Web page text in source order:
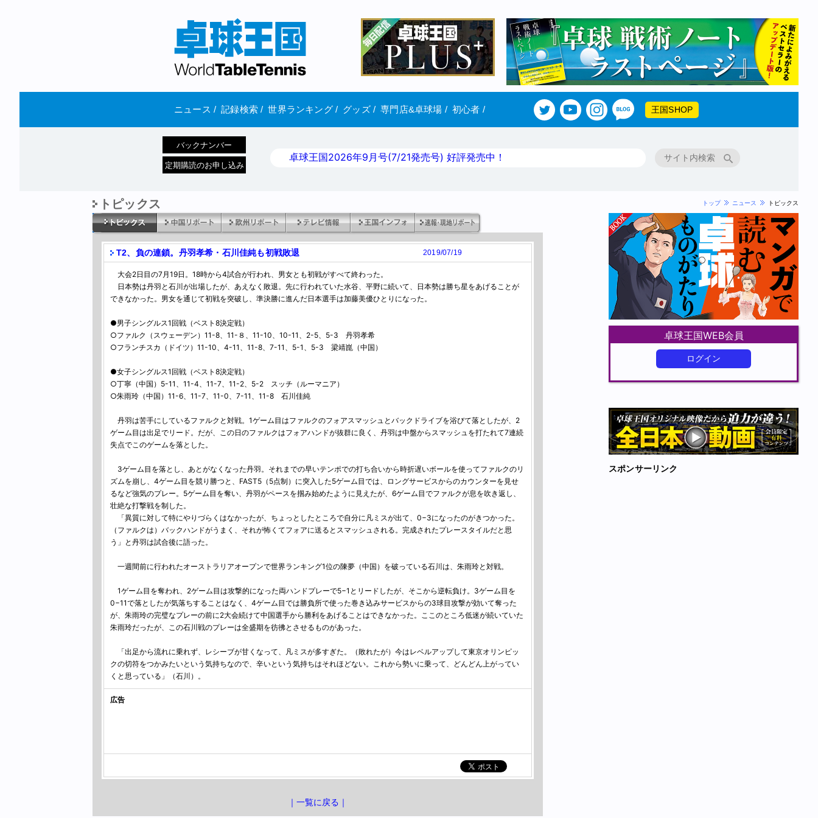
ニュース / 記録検索 / 世界ランキング/ グッズ/ 専門店&卓球場 / 初心者 / 王国SHOP
バックナンバー
定期購読のお申し込み
卓球王国2026年9月号(7/21発売号) 好評発売中！
トピックス トップ ニュース トピックス
T2、負の連鎖。丹羽孝希・石川佳純も初戦敗退 2019/07/19
大会2日目の7月19日。18時から4試合が行われ、男女とも初戦がすべて終わった。
日本勢は丹羽と石川が出場したが、あえなく敗退。先に行われていた水谷、平野に続いて、日本勢は勝ち星をあげることが
できなかった。男女を通じて初戦を突破し、準決勝に進んだ日本選手は加藤美優ひとりになった。
●男子シングルス1回戦（ベスト8決定戦）
○ファルク（スウェーデン）11-8、11-８、11-10、10-11、2-5、5-3 丹羽孝希
○フランチスカ（ドイツ）11-10、4-11、11-8、7-11、5-1、5-3 梁靖崑（中国）
●女子シングルス1回戦（ベスト8決定戦）
○丁寧（中国）5-11、11-4、11-7、11-2、5-2 スッチ（ルーマニア）
○朱雨玲（中国）11-6、11-7、11-0、7-11、11-8 石川佳純
丹羽は苦手にしているファルクと対戦。1ゲーム目はファルクのフォアスマッシュとバックドライブを浴びて落としたが、2
ゲーム目は出足でリード。だが、この日のファルクはフォアハンドが抜群に良く、丹羽は中盤からスマッシュを打たれて7連続
失点でこのゲームを落とした。
3ゲーム目を落とし、あとがなくなった丹羽。それまでの早いテンポでの打ち合いから時折遅いボールを使ってファルクのリ
ズムを崩し、4ゲーム目を競り勝つと、FAST5（5点制）に突入した5ゲーム目では、ロングサービスからのカウンターを見せ
るなど強気のプレー。5ゲーム目を奪い、丹羽がペースを掴み始めたように見えたが、6ゲーム目でファルクが息を吹き返し、
壮絶な打撃戦を制した。
「異質に対して特にやりづらくはなかったが、ちょっとしたところで自分に凡ミスが出て、0−3になったのがきつかった。
（ファルクは）バックハンドがうまく、それが怖くてフォアに送るとスマッシュされる。完成されたプレースタイルだと思
う」と丹羽は試合後に語った。
一週間前に行われたオーストラリアオープンで世界ランキング1位の陳夢（中国）を破っている石川は、朱雨玲と対戦。
1ゲーム目を奪われ、2ゲーム目は攻撃的になった両ハンドプレーで5−1とリードしたが、そこから逆転負け。3ゲーム目を
0−11で落としたが気落ちすることはなく、4ゲーム目では勝負所で使った巻き込みサービスからの3球目攻撃が効いて奪った
が、朱雨玲の完璧なプレーの前に2大会続けて中国選手から勝利をあげることはできなかった。ここのところ低迷が続いていた
朱雨玲だったが、この石川戦のプレーは全盛期を彷彿とさせるものがあった。
「出足から流れに乗れず、レシーブが甘くなって、凡ミスが多すぎた。（敗れたが）今はレベルアップして東京オリンピッ
クの切符をつかみたいという気持ちなので、辛いという気持ちはそれほどない。これから勢いに乗って、どんどん上がってい
くと思っている」（石川）。
広告
｜一覧に戻る｜
卓球王国WEB会員
ログイン
スポンサーリンク